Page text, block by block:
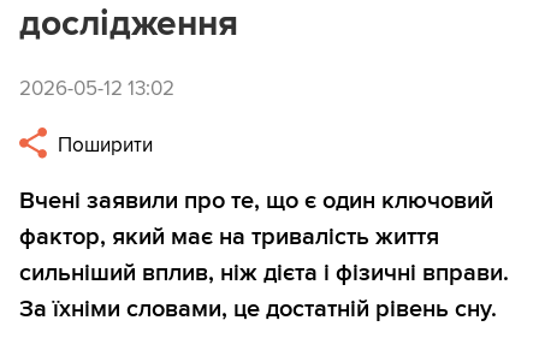
дослідження
2026-05-12 13:02
Поширити
Вчені заявили про те, що є один ключовий
фактор, який має на тривалість життя
сильніший вплив, ніж дієта і фізичні вправи.
За їхніми словами, це достатній рівень сну.